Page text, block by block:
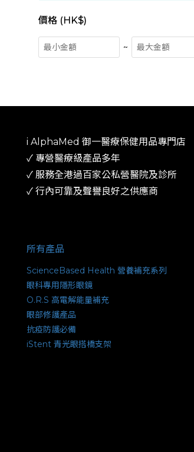
價格 (HK$)
~
i AlphaMed 御一​醫療保健用品專門店
✓ 專營醫療級產品多年
​✓ 服務全港過百家公私營醫院及診所​
✓ 行內可靠及聲譽良好之供應商
所有產品
ScienceBased Health 營養補充系列
眼科專用隱形眼鏡
O.R.S 高電解能量補充
眼部修護產品
抗疫防護必備
iStent 青光眼搭橋支架